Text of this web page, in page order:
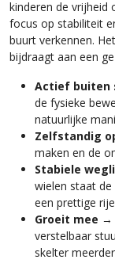
kinderen de vrijheid
focus op stabiliteit
buurt verkennen.
bijdraagt aan een
Actief buiten
de fysieke
natuurlijke
Zelfstandig
maken en de
Stabiele
wielen staat
een prettige
Groeit mee →
verstelbaar
skelter